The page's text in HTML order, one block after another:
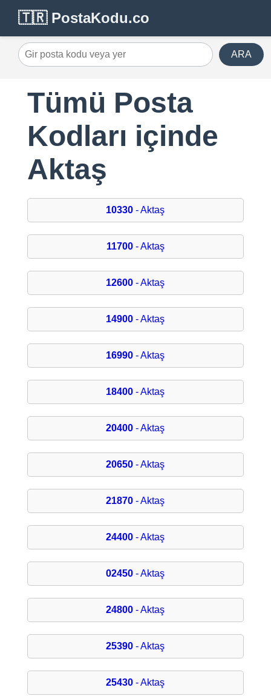
🇹🇷 PostaKodu.co
ARA
Tümü Posta
Kodları içinde
Aktaş
10330 - Aktaş
11700- Aktaş
12600 - Aktaş
14900 - Aktaş
16990 - Aktaş
18400 - Aktaş
20400 - Aktaş
20650 - Aktaş
21870 - Aktaş
24400 - Aktaş
02450 - Aktaş
24800 - Aktaş
25390 - Aktaş
25430 - Aktaş